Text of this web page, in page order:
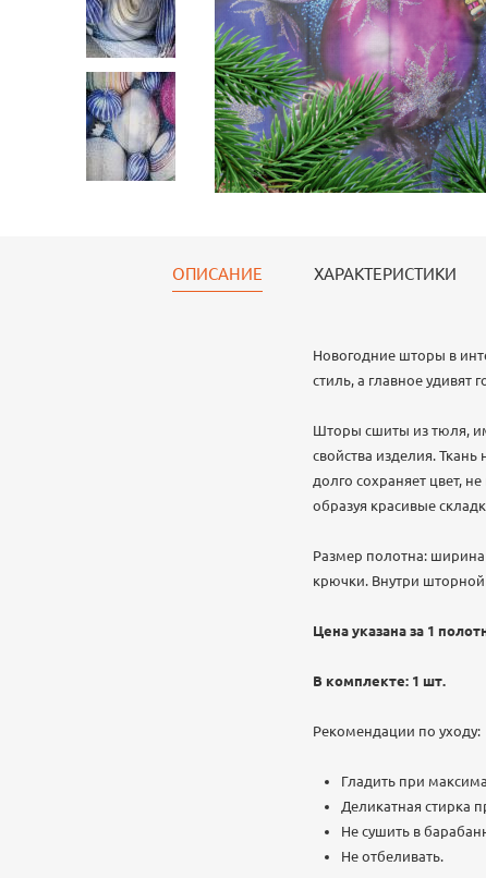
Тюль Тюль-лен
145*260 см
Тюль Тюль-лен
145*260 см
Тюль
ОПИСАНИЕ ХАРАКТЕРИСТИКИ
Новогодние шторы в
стиль, а главное удивят
Шторы сшиты из тюля,
свойства изделия.
долго сохраняет цвет,
образуя красивые
Размер полотна:
крючки. Внутри шторной
Цена указана за 1
В комплекте: 1 шт.
Рекомендации по уходу:
Гладить при
Деликатная стирка
Не сушить в
Не отбеливать.